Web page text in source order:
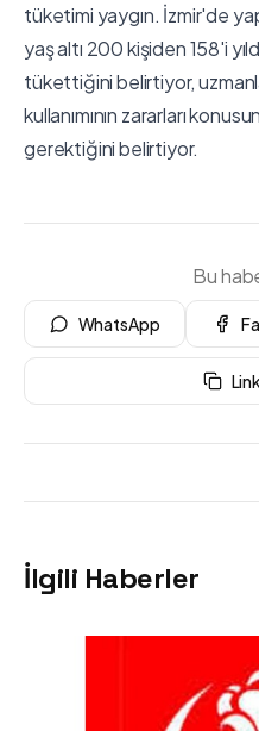
tüketimi yaygın. İzmir'de
yaş altı 200 kişiden 158'i
tükettiğini belirtiyor,
kullanımının zararları
gerektiğini belirtiyor.
Bu
WhatsApp
İlgili Haberler